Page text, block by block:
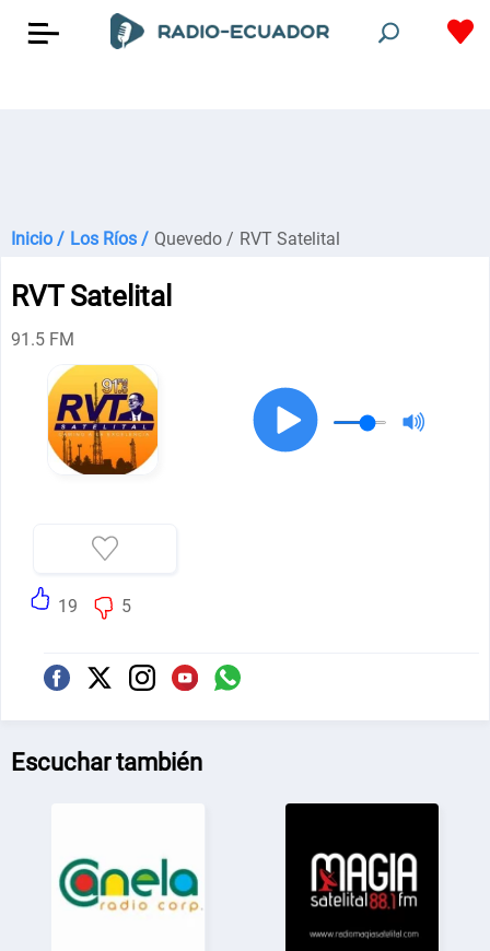
Inicio / Los Ríos / Quevedo / RVT Satelital
RVT Satelital
91.5 FM
19 5
Escuchar también